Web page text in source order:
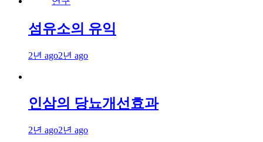
섬유소의 유익
2년 ago2년 ago
인삼의 당뇨개선효과
2년 ago2년 ago